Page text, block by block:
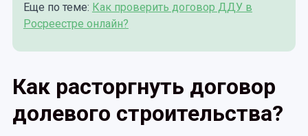
Еще по теме: Как проверить договор ДДУ в
Росреестре онлайн?
Как расторгнуть договор
долевого строительства?